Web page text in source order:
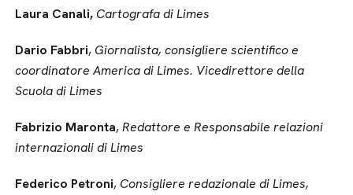
Laura Canali, Cartografa di Limes
Dario Fabbri, Giornalista, consigliere scientifico e
coordinatore America di Limes. Vicedirettore della
Scuola di Limes
Fabrizio Maronta,Redattore e Responsabile relazioni
internazionali di Limes
Federico Petroni, Consigliere redazionale di Limes,